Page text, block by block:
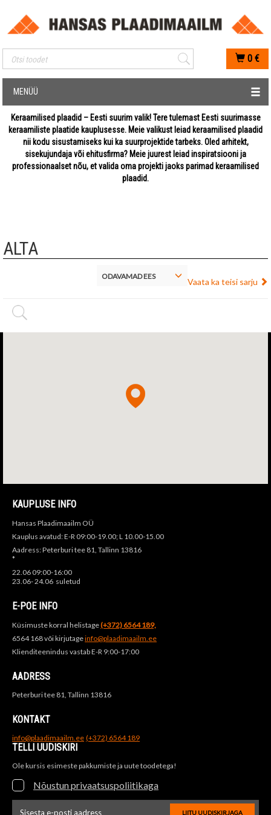
Mobiilis otsimise sisestus
0 €
MENÜÜ
Keraamilised plaadid – Eesti suurim valik! Tere tulemast Eesti suurimasse
keraamiliste plaatide kauplusesse. Meie valikust leiad keraamilised plaadid
nii kodu sisustamiseks kui ka suurprojektide tarbeks. Oled arhitekt,
sisekujundaja või ehitusfirma? Meie juurest leiad inspiratsiooni ja
professionaalset nõu, et valida oma projekti jaoks parimad keraamilised
plaadid.
ALTA
Vaata ka teisi sarju
ODAVAMAD EES
KAUPLUSE INFO
Hansas Plaadimaailm OÜ
Kauplus avatud: E-R 09:00-19.00; L 10.00-15.00
Aadress: Peterburi tee 81, Tallinn 13816
*
22.06 09:00-16:00
23.06- 24.06 suletud
E-POE INFO
Küsimuste korral helistage(+372) 6564 189,
6564 168 või kirjutageinfo@plaadimaailm.ee
Klienditeenindus vastab E-R 9:00-17:00
AADRESS
Peterburi tee 81, Tallinn 13816
KONTAKT
info@plaadimaailm.ee (+372) 6564 189
TELLI UUDISKIRI
Ole kursis esimeste pakkumiste ja uute toodetega!
Nõustun privaatsuspoliitikaga
LIITU UUDISKIRJAGA